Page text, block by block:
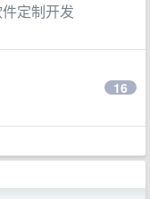
定制开发
16